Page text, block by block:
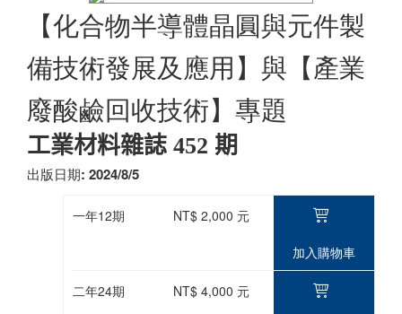
【化合物半導體晶圓與元件製
備技術發展及應用】與【產業
廢酸鹼回收技術】專題
工業材料雜誌 452 期
出版日期: 2024/8/5
一年12期 NT$ 2,000 元
加入購物車
二年24期 NT$ 4,000 元